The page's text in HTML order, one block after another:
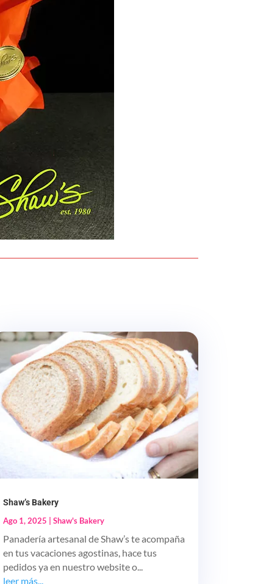
Shaw’s Bakery
Ago 1, 2025 |Shaw's Bakery
Panadería artesanal de Shaw’s te acompaña
en tus vacaciones agostinas, hace tus
pedidos ya en nuestro website o...
leer más...